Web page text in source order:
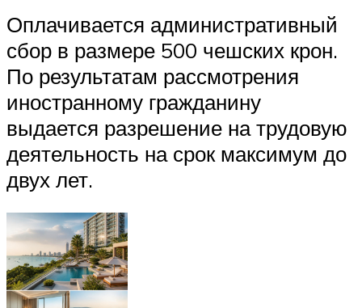
Оплачивается административный
сбор в размере 500 чешских крон.
По результатам рассмотрения
иностранному гражданину
выдается разрешение на трудовую
деятельность на срок максимум до
двух лет.